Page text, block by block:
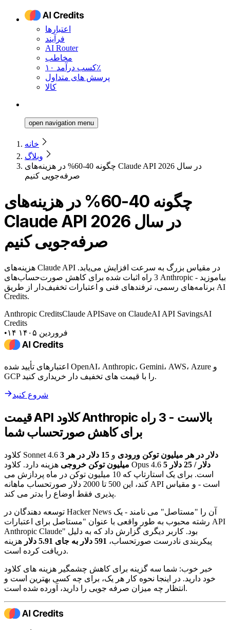
اعتبارها
فرآیند
AI Router
مخاطب
کسب درآمد ۱۰٪
پرسش های متداول
کالا
open navigation menu
خانه
وبلاگ
چگونه 40-60% در هزینه‌های Claude API در سال 2026
صرفه‌جویی کنیم
چگونه 40-60% در هزینه‌های
Claude API در سال 2026
صرفه‌جویی کنیم
هزینه‌های Claude API در مقیاس بزرگ به سرعت افزایش می‌یابد.
3 راه اثبات شده برای کاهش صورت‌حساب‌های Anthropic بیاموزید -
برنامه‌های رسمی، ترفندهای فنی و اعتبارات تخفیف‌دار از طریق AI
Credits.
Anthropic CreditsClaude APISave on ClaudeAI API SavingsAI
Credits
•
۱۴ فروردین ۱۴۰۵
اعتبارهای تأیید شده OpenAI، Anthropic، Gemini، AWS، Azure و
GCP را با قیمت های تخفیف دار خریداری کنید.
شروع کنید
قیمت API کلاود Anthropic بالاست - 3 راه
برای کاهش صورتحساب شما
کلاود Sonnet 4.6 3 دلار در هر میلیون توکن ورودی و
15 دلار در هر
میلیون توکن خروجی هزینه دارد. کلاود Opus 4.6
5 دلار / 25 دلار
است. برای یک استارتاپ که 10 میلیون توکن در ماه پردازش می
کند، این 500 تا 2000 دلار صورتحساب ماهانه API است - و مقیاس
پذیری فقط اوضاع را بدتر می کند.
توسعه دهندگان در Hacker News آن را "مستاصل" می نامند - یک
رشته محبوب به طور واقعی با عنوان "مستاصل برای اعتبارات API
Anthropic Claude" بود. کاربر دیگری گزارش داد که به دلیل
پیکربندی نادرست صورتحساب، 591 دلار به جای 5.91 دلار
هزینه
دریافت کرده است.
خبر خوب: شما سه گزینه برای کاهش چشمگیر هزینه های کلاود
خود دارید. در اینجا نحوه کار هر یک، برای چه کسی بهترین است و
انتظار چه میزان صرفه جویی را دارید، آورده شده است.